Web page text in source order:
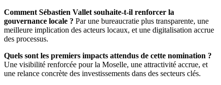
Comment Sébastien Vallet souhaite-t-il renforcer la
gouvernance locale ? Par une bureaucratie plus transparente, une
meilleure implication des acteurs locaux, et une digitalisation accrue
des processus.
Quels sont les premiers impacts attendus de cette nomination ?
Une visibilité renforcée pour la Moselle, une attractivité accrue, et
une relance concrète des investissements dans des secteurs clés.